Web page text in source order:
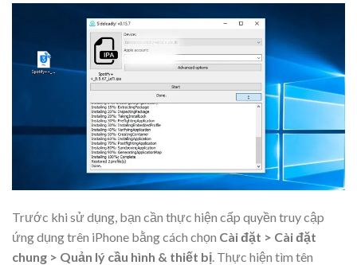
Trước khi sử dụng, bạn cần thực hiện cấp quyền truy cập
ứng dụng trên iPhone bằng cách chọn Cài đặt > Cài đặt
chung > Quản lý cầu hình & thiết bị . Thực hiện tìm tên